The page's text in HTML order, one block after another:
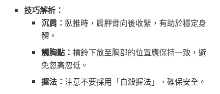
技巧解析：
沉肩： 臥推時，肩胛骨向後收緊，有助於穩定身
體。
觸胸點： 槓鈴下放至胸部的位置應保持一致，避
免忽高忽低。
握法： 注意不要採用「自殺握法」，確保安全。